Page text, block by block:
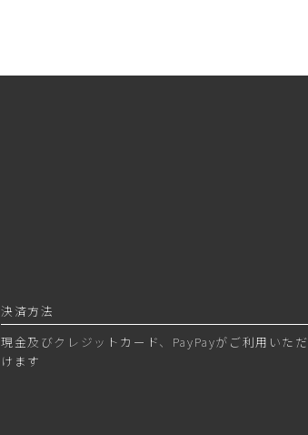
決済方法
現金及びクレジットカード、PayPayがご利用いただ
けます